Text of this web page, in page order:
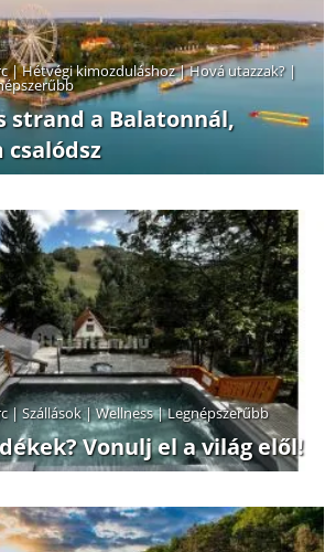
|Hétvégi kimozduláshoz|Hová utazzak? |
strand a Balatonnál,
|Szállások|Wellness|Legnépszerűbb
Vonulj el a világ elől!